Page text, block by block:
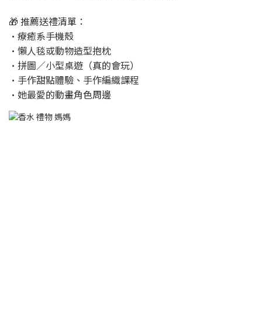
🎁 推薦送禮清單：
•療癒系手機殼
•懶人毯或動物造型抱枕
•拼圖／小型桌遊（真的會玩）
•手作甜點體驗、手作編織課程
•她最愛的動畫角色周邊